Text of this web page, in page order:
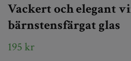
Vackert och elegant
bärnstensfärgat glas
195 kr